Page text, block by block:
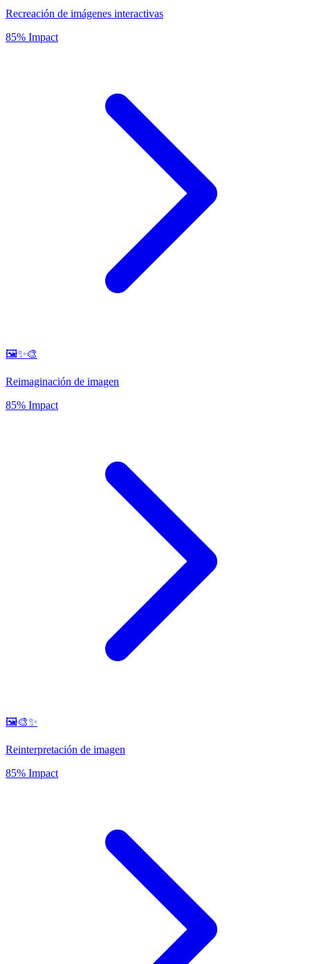
Recreación de imágenes interactivas
85% Impact
🖼️✨🎨
Reimaginación de imagen
85% Impact
🖼️🎨✨
Reinterpretación de imagen
85% Impact